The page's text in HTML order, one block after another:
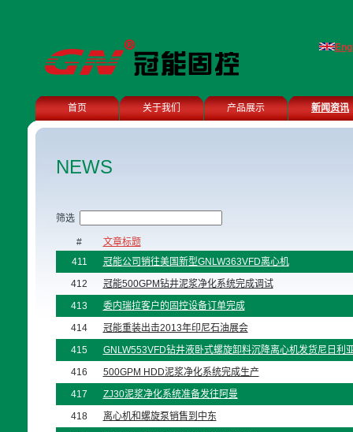
首页 关于我们 产品展示 新闻资讯
NEWS
筛选
#
文章标题
411
冠能公司销往美国新型GNLW363VFD离心机
412
冠能500GPM钻井泥浆净化系统完成调试
413
委内瑞拉客户的固控设备订单完成
414
冠能重装出击2013年印尼石油展会
415
GNLW553VFD钻井液卧式螺旋卸料沉降离心机发货尼日利
416
500GPM HDD泥浆净化系统完成生产
417
ZJ30泥浆净化系统准备发往阿曼
418
离心机和螺旋泵销售到中东